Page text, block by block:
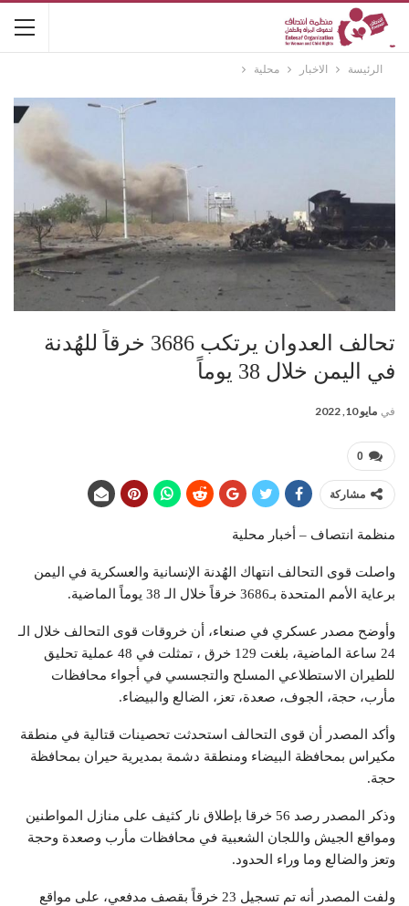
الرئيسة الاخبار محلية
تحالف العدوان يرتكب 3686 خرقاً للهُدنة
في اليمن خلال 38 يوماً
في مايو 10, 2022
0
مشاركة
منظمة انتصاف – أخبار محلية
واصلت قوى التحالف انتهاك الهُدنة الإنسانية والعسكرية في اليمن
برعاية الأمم المتحدة بـ3686 خرقاً خلال الـ 38 يوماً الماضية.
وأوضح مصدر عسكري في صنعاء، أن خروقات قوى التحالف خلال الـ
24 ساعة الماضية، بلغت 129 خرق ، تمثلت في 48 عملية تحليق
للطيران الاستطلاعي المسلح والتجسسي في أجواء محافظات
مأرب، حجة، الجوف، صعدة، تعز، الضالع والبيضاء.
وأكد المصدر أن قوى التحالف استحدثت تحصينات قتالية في منطقة
مكيراس بمحافظة البيضاء ومنطقة دشمة بمديرية حيران بمحافظة
حجة.
وذكر المصدر رصد 56 خرقا بإطلاق نار كثيف على منازل المواطنين
ومواقع الجيش واللجان الشعبية في محافظات مأرب وصعدة وحجة
وتعز والضالع وما وراء الحدود.
ولفت المصدر أنه تم تسجيل 23 خرقاً بقصف مدفعي، على مواقع